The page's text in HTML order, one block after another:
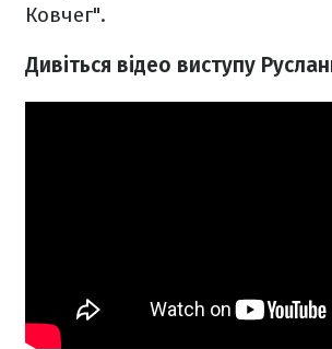
Ковчег".
Дивіться відео виступу